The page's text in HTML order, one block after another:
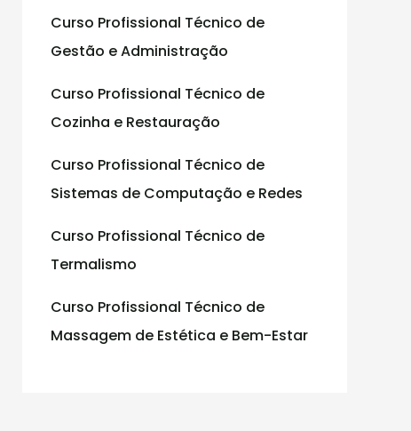
Curso Profissional Técnico de
Gestão e Administração
Curso Profissional Técnico de
Cozinha e Restauração
Curso Profissional Técnico de
Sistemas de Computação e Redes
Curso Profissional Técnico de
Termalismo
Curso Profissional Técnico de
Massagem de Estética e Bem-Estar